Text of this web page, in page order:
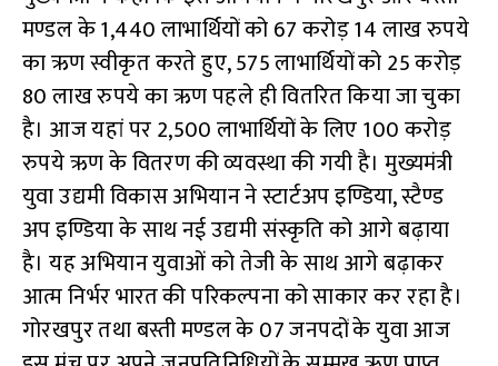
मण्डल के 1,440 लाभार्थियों को 67 करोड़ 14 लाख रुपये
का ऋण स्वीकृत करते हुए, 575 लाभार्थियों को 25 करोड़
80 लाख रुपये का ऋण पहले ही वितरित किया जा चुका
है। आज यहां पर 2,500 लाभार्थियों के लिए 100 करोड़
रुपये ऋण के वितरण की व्यवस्था की गयी है। मुख्यमंत्री
युवा उद्यमी विकास अभियान ने स्टार्टअप इण्डिया, स्टैण्ड
अप इण्डिया के साथ नई उद्यमी संस्कृति को आगे बढ़ाया
है। यह अभियान युवाओं को तेजी के साथ आगे बढ़ाकर
आत्म निर्भर भारत की परिकल्पना को साकार कर रहा है।
गोरखपुर तथा बस्ती मण्डल के 07 जनपदों के युवा आज